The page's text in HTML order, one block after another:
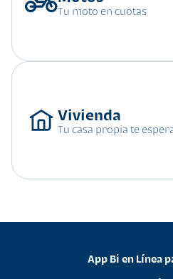
Tu moto en cuotas
Tu casa propia te
App Bi en Línea